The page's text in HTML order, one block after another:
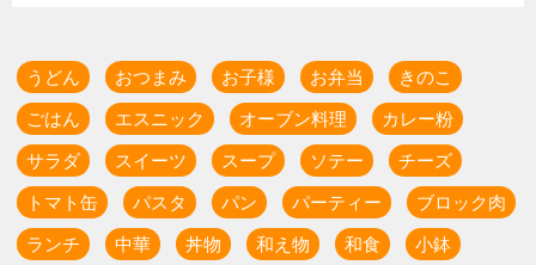
うどん おつまみ お子様 お弁当 きのこ
ごはん エスニック オーブン料理 カレー粉
サラダ スイーツ スープ ソテー チーズ
トマト缶 パスタ パン パーティー ブロック肉
ランチ 中華 丼物 和え物 和食 小鉢